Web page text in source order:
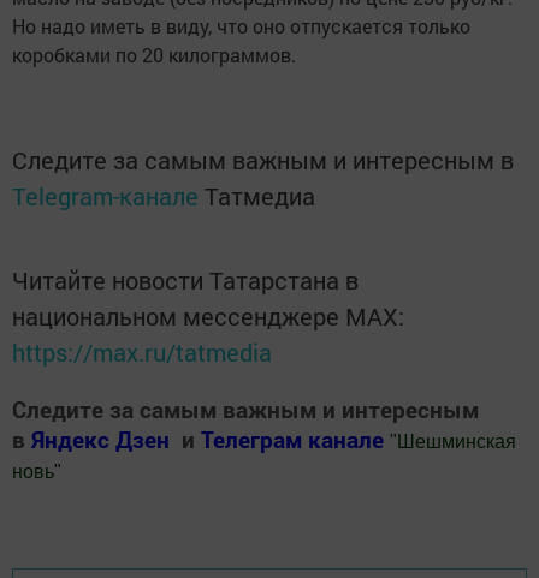
Но надо иметь в виду, что оно отпускается только
коробками по 20 килограммов.
Следите за самым важным и интересным в
Telegram-канале Татмедиа
Читайте новости Татарстана в
национальном мессенджере MАХ:
https://max.ru/tatmedia
Следите за самым важным и интересным
в Яндекс Дзен и Телеграм канале " Шешминская
новь"